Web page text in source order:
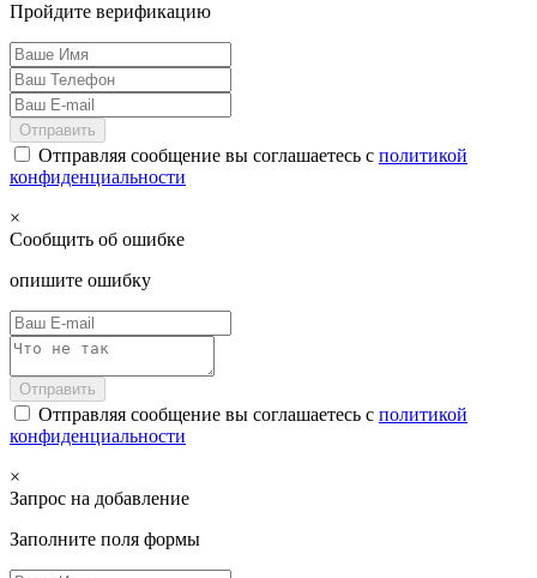
Пройдите верификацию
Отправить
Отправляя сообщение вы соглашаетесь с политикой
конфиденциальности
×
Сообщить об ошибке
опишите ошибку
Отправить
Отправляя сообщение вы соглашаетесь с политикой
конфиденциальности
×
Запрос на добавление
Заполните поля формы